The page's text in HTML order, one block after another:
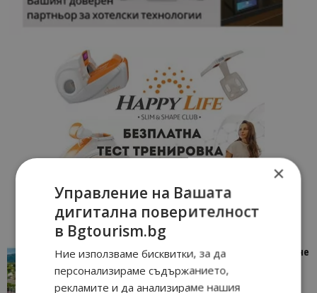
“Пощенска картичка от…”: Петрич – Изживяване
11/07/2026 11:22
×
Управление на Вашата
дигитална поверителност
в Bgtourism.bg
Ние използваме бисквитки, за да
персонализираме съдържанието,
рекламите и да анализираме нашия